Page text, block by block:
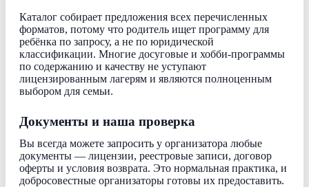
Каталог собирает предложения всех перечисленных
форматов, потому что родитель ищет программу для
ребёнка по запросу, а не по юридической
классификации. Многие досуговые и хобби-программы
по содержанию и качеству не уступают
лицензированным лагерям и являются полноценным
выбором для семьи.
Документы и наша проверка
Вы всегда можете запросить у организатора любые
документы — лицензии, реестровые записи, договор
оферты и условия возврата. Это нормальная практика, и
добросовестные организаторы готовы их предоставить.